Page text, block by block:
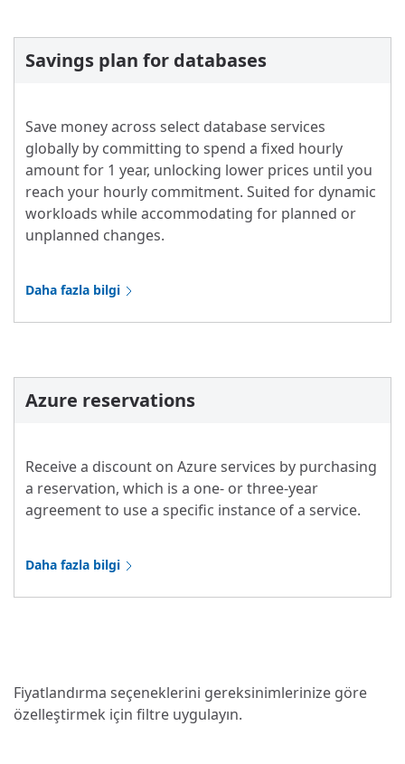
Savings plan for databases
Save money across select database services
globally by committing to spend a fixed hourly
amount for 1 year, unlocking lower prices until you
reach your hourly commitment. Suited for dynamic
workloads while accommodating for planned or
unplanned changes.
Daha fazla bilgi
Azure reservations
Receive a discount on Azure services by purchasing
a reservation, which is a one- or three-year
agreement to use a specific instance of a service.
Daha fazla bilgi
Fiyatlandırma seçeneklerini gereksinimlerinize göre
özelleştirmek için filtre uygulayın.